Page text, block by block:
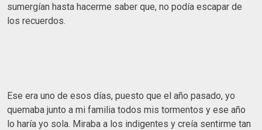
sumergían hasta hacerme saber que, no podía escapar de
los recuerdos.
Ese era uno de esos días, puesto que el año pasado, yo
quemaba junto a mi familia todos mis tormentos y ese año
lo haría yo sola. Miraba a los indigentes y creía sentirme tan